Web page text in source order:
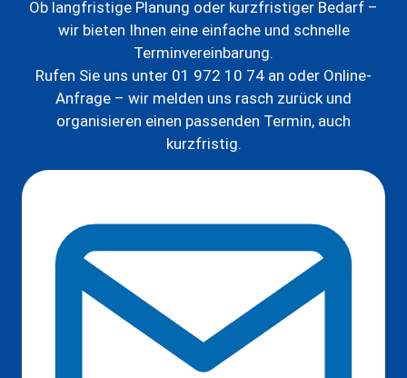
Ob langfristige Planung oder kurzfristiger Bedarf –
wir bieten Ihnen eine einfache und schnelle
Terminvereinbarung.
Rufen Sie uns unter 01 972 10 74 an oder Online-
Anfrage – wir melden uns rasch zurück und
organisieren einen passenden Termin, auch
kurzfristig.